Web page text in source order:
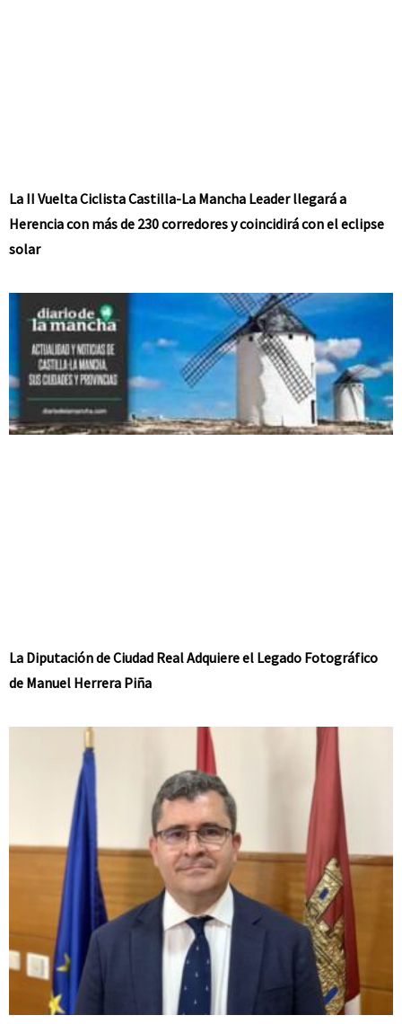
La II Vuelta Ciclista Castilla-La Mancha Leader llegará a
Herencia con más de 230 corredores y coincidirá con el eclipse
solar
La Diputación de Ciudad Real Adquiere el Legado Fotográfico
de Manuel Herrera Piña